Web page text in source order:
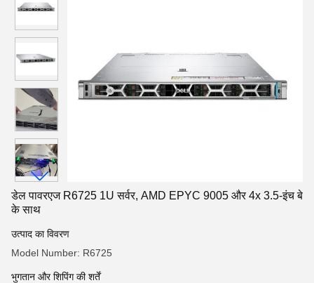
डेल पावरएज R6725 1U सर्वर, AMD EPYC 9005 और 4x 3.5-इंच बे
के साथ
उत्पाद का विवरण
Model Number: R6725
भुगतान और शिपिंग की शर्तें